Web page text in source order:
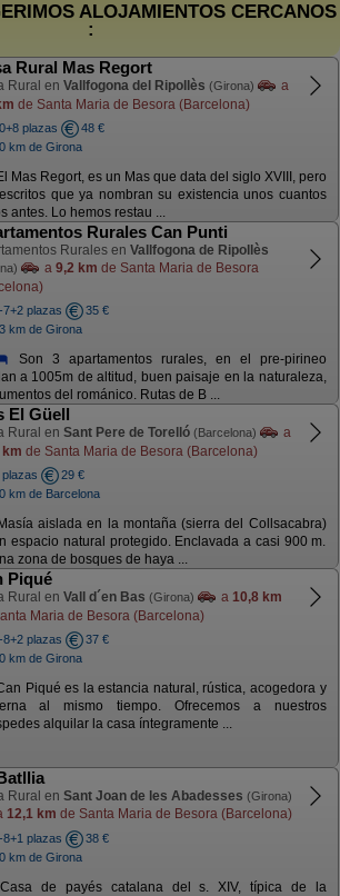
ALOJAMIENTOS CERCANOS
:
Rural Mas Regort
Rural en Vallfogona del Ripollès (Girona)
a
de Santa Maria de Besora (Barcelona)
plazas
48 €
km de Girona
Mas Regort, es un Mas que data del siglo XVIII, pero
que ya nombran su existencia unos cuantos
antes. Lo hemos restau ...
Rurales Can Punti
Rurales en Vallfogona de Ripollès
a 9,2 km de Santa Maria de Besora
7+2 plazas
35 €
km de Girona
Son 3 apartamentos rurales, en el pre-pirineo
a 1005m de altitud, buen paisaje en la naturaleza,
del románico. Rutas de B ...
El Güell
Rural en Sant Pere de Torelló (Barcelona)
a
km de Santa Maria de Besora (Barcelona)
plazas
29 €
km de Barcelona
aislada en la montaña (sierra del Collsacabra)
espacio natural protegido. Enclavada a casi 900 m.
zona de bosques de haya ...
Piqué
Rural en Vall d´en Bas (Girona) a 10,8 km
Maria de Besora (Barcelona)
8+2 plazas
37 €
km de Girona
Piqué es la estancia natural, rústica, acogedora y
al mismo tiempo. Ofrecemos a nuestros
alquilar la casa íntegramente ...
Rural en Sant Joan de les Abadesses (Girona)
12,1 km de Santa Maria de Besora (Barcelona)
8+1 plazas
38 €
km de Girona
Casa de payés catalana del s. XIV, típica de la